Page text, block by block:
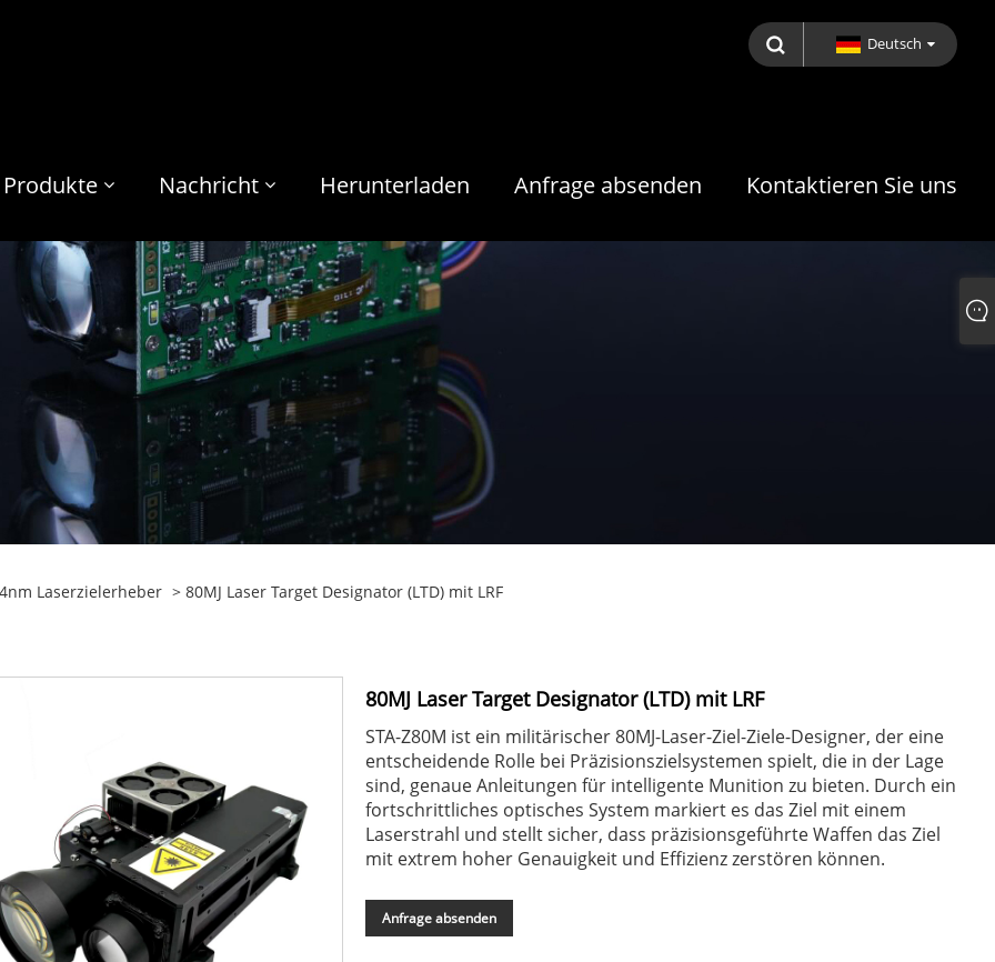
Deutsch
Produkte Nachricht Herunterladen Anfrage absenden Kontaktieren Sie uns
Laserzielerheber > 80MJ Laser Target Designator (LTD) mit LRF
80MJ Laser Target Designator (LTD) mit LRF
STA-Z80M ist ein militärischer 80MJ-Laser-Ziel-Ziele-Designer, der eine
entscheidende Rolle bei Präzisionszielsystemen spielt, die in der Lage
sind, genaue Anleitungen für intelligente Munition zu bieten. Durch ein
fortschrittliches optisches System markiert es das Ziel mit einem
Laserstrahl und stellt sicher, dass präzisionsgeführte Waffen das Ziel
mit extrem hoher Genauigkeit und Effizienz zerstören können.
Anfrage absenden